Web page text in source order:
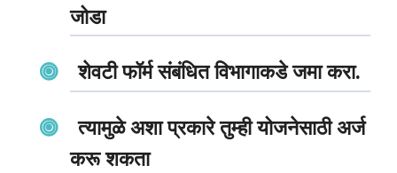
जोडा
शेवटी फॉर्म संबंधित विभागाकडे जमा करा.
त्यामुळे अशा प्रकारे तुम्ही योजनेसाठी अर्ज
करू शकता